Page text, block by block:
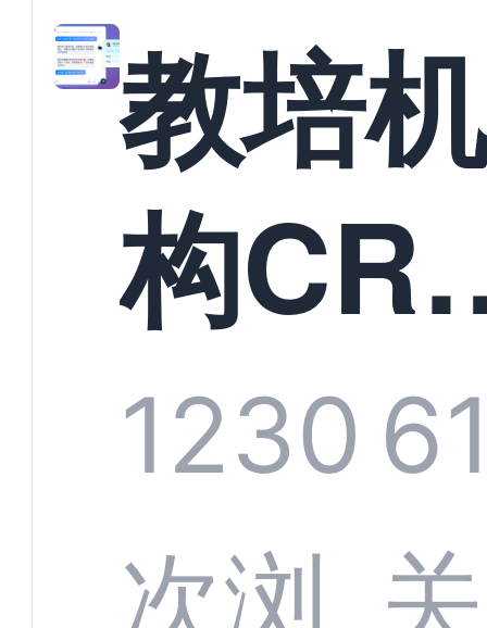
教培机
构
系统头
部供应
1230
次浏
关